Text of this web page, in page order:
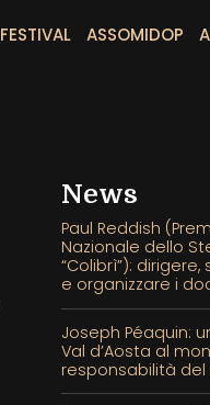
FESTIVAL ASSOMIDOP
News
Paul Reddish
Nazionale dello
“Colibrì”):
e organizzare i
Joseph Péaquin:
Val d’Aosta al
responsabilità